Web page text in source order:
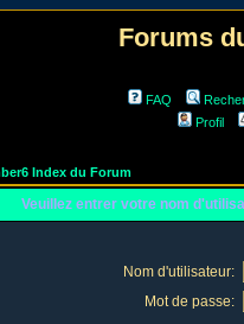
Forums
FAQ
Profil
Index du Forum
Veuillez entrer votre nom
Nom d'utilisateur:
Mot de passe: